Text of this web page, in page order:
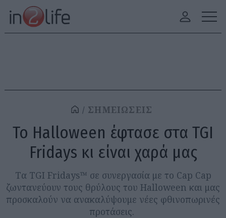
ΣΗΜΕΙΩΣΕΙΣ
To Halloween έφτασε στα TGI
Fridays κι είναι χαρά μας
Tα TGI Fridays™ σε συνεργασία με το Cap Cap
ζωντανεύουν τους θρύλους του Halloween και μας
προσκαλούν να ανακαλύψουμε νέες φθινοπωρινές
προτάσεις.